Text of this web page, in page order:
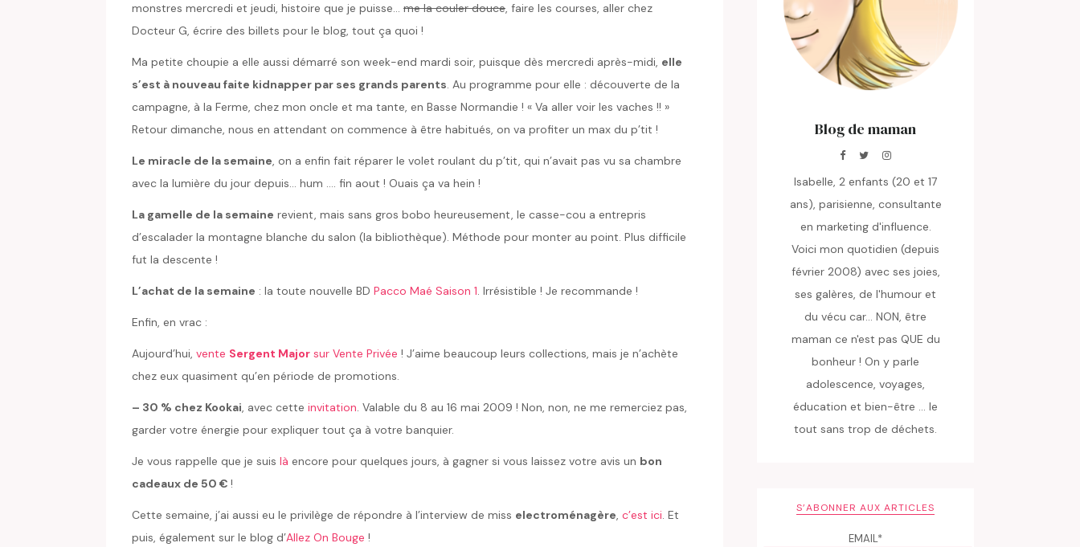
monstres mercredi et jeudi, histoire que je puisse… me la couler douce, faire les courses, aller chez
Docteur G, écrire des billets pour le blog, tout ça quoi !
Ma petite choupie a elle aussi démarré son week-end mardi soir, puisque dès mercredi après-midi, elle
s’est à nouveau faite kidnapper par ses grands parents. Au programme pour elle : découverte de la
campagne, à la Ferme, chez mon oncle et ma tante, en Basse Normandie ! « Va aller voir les vaches !! »
Retour dimanche, nous en attendant on commence à être habitués, on va profiter un max du p’tit !
Le miracle de la semaine, on a enfin fait réparer le volet roulant du p’tit, qui n’avait pas vu sa chambre
avec la lumière du jour depuis… hum …. fin aout ! Ouais ça va hein !
La gamelle de la semaine revient, mais sans gros bobo heureusement, le casse-cou a entrepris
d’escalader la montagne blanche du salon (la bibliothèque). Méthode pour monter au point. Plus difficile
fut la descente !
L’achat de la semaine : la toute nouvelle BD Pacco Maé Saison 1. Irrésistible ! Je recommande !
Enfin, en vrac :
Aujourd’hui, vente Sergent Major sur Vente Privée ! J’aime beaucoup leurs collections, mais je n’achète
chez eux quasiment qu’en période de promotions.
– 30 % chez Kookai, avec cette invitation. Valable du 8 au 16 mai 2009 ! Non, non, ne me remerciez pas,
garder votre énergie pour expliquer tout ça à votre banquier.
Je vous rappelle que je suis là encore pour quelques jours, à gagner si vous laissez votre avis un bon
cadeaux de 50 € !
Cette semaine, j’ai aussi eu le privilège de répondre à l’interview de miss electroménagère, c’est ici. Et
puis, également sur le blog d’Allez On Bouge !
Blog de maman
Isabelle, 2 enfants (20 et 17
ans), parisienne, consultante
en marketing d'influence.
Voici mon quotidien (depuis
février 2008) avec ses joies,
ses galères, de l'humour et
du vécu car... NON, être
maman ce n'est pas QUE du
bonheur ! On y parle
adolescence, voyages,
éducation et bien-être ... le
tout sans trop de déchets.
S’ABONNER AUX ARTICLES
EMAIL*